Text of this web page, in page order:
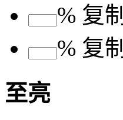
% 复制
% 复制
至亮